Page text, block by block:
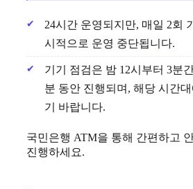
24시간 운영되지만, 매일 2회
시적으로 운영 중단됩니다.
기기 점검은 밤 12시부터 3분
분 동안 진행되며, 해당 시간
기 바랍니다.
국민은행 ATM을 통해 간편하고
진행하세요.